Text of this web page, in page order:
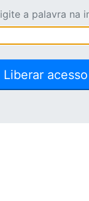
a palavra na